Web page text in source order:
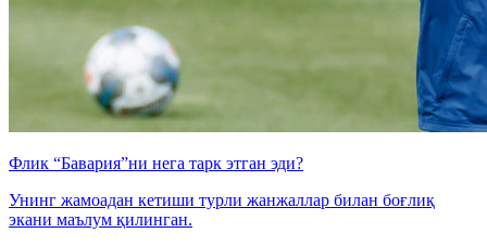
Флик “Бавария”ни нега тарк этган эди?
Унинг жамоадан кетиши турли жанжаллар билан боғлиқ
экани маълум қилинган.